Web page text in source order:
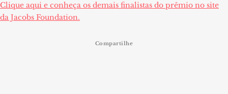
Clique aqui e conheça os demais finalistas do prêmio no site
da Jacobs Foundation.
Compartilhe